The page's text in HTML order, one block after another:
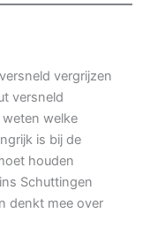
vergrijzen
versneld
welke
is bij de
houden
Schuttingen
denkt mee over